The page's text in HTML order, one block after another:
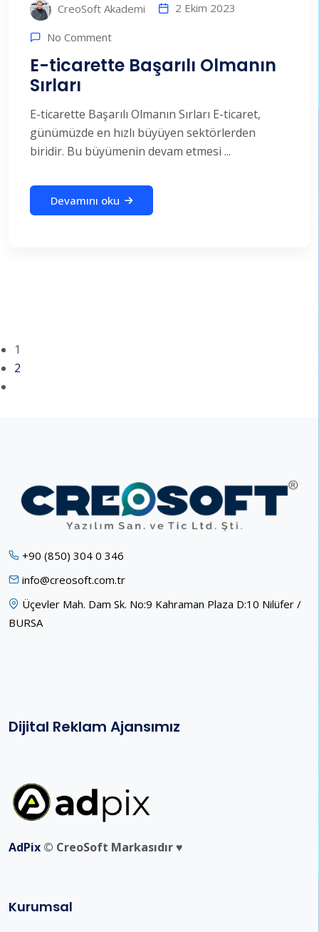
CreoSoft Akademi 2 Ekim 2023
No Comment
E-ticarette Başarılı Olmanın
Sırları
E-ticarette Başarılı Olmanın Sırları E-ticaret,
günümüzde en hızlı büyüyen sektörlerden
biridir. Bu büyümenin devam etmesi ...
Devamını oku
1
2
+90 (850) 304 0 346
info@creosoft.com.tr
Üçevler Mah. Dam Sk. No:9 Kahraman Plaza D:10 Nilüfer /
BURSA
Dijital Reklam Ajansımız
AdPix © CreoSoft Markasıdır ♥️
Kurumsal